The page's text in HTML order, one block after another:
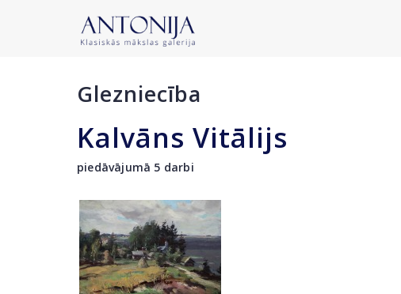
Glezniecība
Kalvāns Vitālijs
piedāvājumā 5 darbi